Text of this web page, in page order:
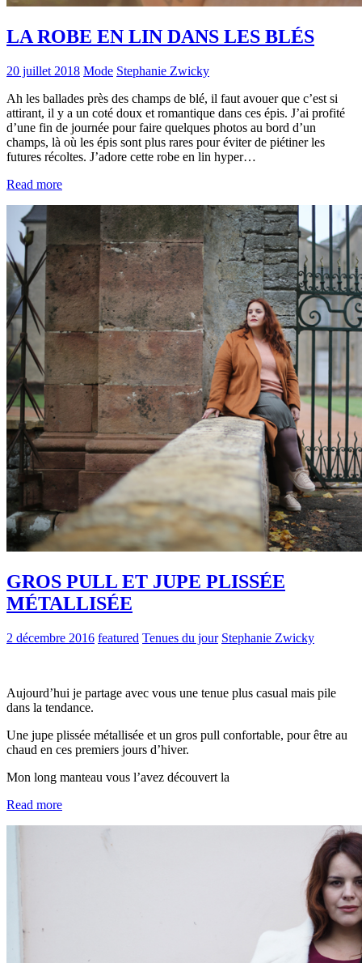
LA ROBE EN LIN DANS LES BLÉS
20 juillet 2018 Mode Stephanie Zwicky
Ah les ballades près des champs de blé, il faut avouer que c’est si
attirant, il y a un coté doux et romantique dans ces épis. J’ai profité
d’une fin de journée pour faire quelques photos au bord d’un
champs, là où les épis sont plus rares pour éviter de piétiner les
futures récoltes. J’adore cette robe en lin hyper…
Read more
GROS PULL ET JUPE PLISSÉE
MÉTALLISÉE
2 décembre 2016 featured Tenues du jour Stephanie Zwicky
Aujourd’hui je partage avec vous une tenue plus casual mais pile
dans la tendance.
Une jupe plissée métallisée et un gros pull confortable, pour être au
chaud en ces premiers jours d’hiver.
Mon long manteau vous l’avez découvert la
Read more